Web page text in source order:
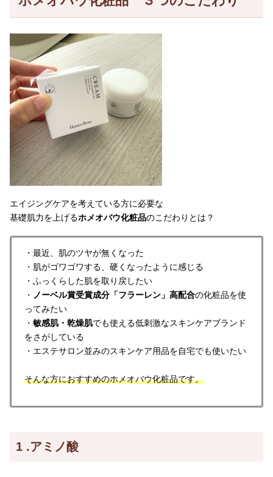
エイジングケアを考えている方に必要な
基礎肌力を上げるホメオバウ化粧品のこだわりとは？
・最近、肌のツヤが無くなった
・肌がゴワゴワする、硬くなったように感じる
・ふっくらした肌を取り戻したい
・ ノーベル賞受賞成分「フラーレン」高配合の化粧品を使
ってみたい
・ 敏感肌・乾燥肌でも使える低刺激なスキンケアブランド
をさがしている
・エステサロン並みのスキンケア用品を自宅でも使いたい
そんな方におすすめのホメオバウ化粧品です。
1 .アミノ酸